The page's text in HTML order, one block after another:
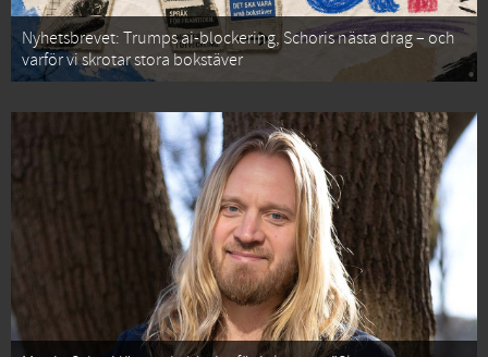
Nyhetsbrevet: Trumps ai-blockering, Schoris nästa drag – och
varför vi skrotar stora bokstäver